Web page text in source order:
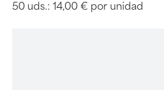
50 uds.: 14,00 € por unidad